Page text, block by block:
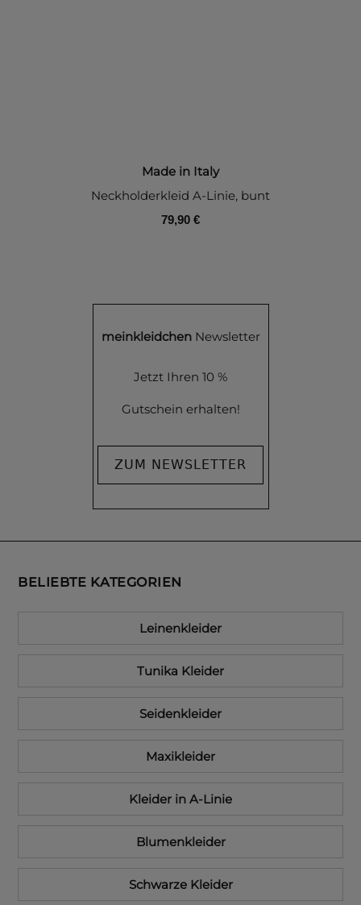
Made in Italy
Neckholderkleid A-Linie, bunt
79,90 €
meinkleidchenNewsletter
Jetzt Ihren 10 %
Gutschein erhalten!
ZUM NEWSLETTER
BELIEBTE KATEGORIEN
Leinenkleider
Tunika Kleider
Seidenkleider
Maxikleider
Kleider in A-Linie
Blumenkleider
Schwarze Kleider